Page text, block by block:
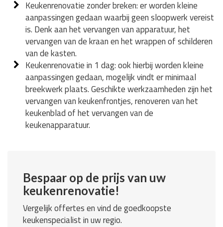
Keukenrenovatie zonder breken: er worden kleine
aanpassingen gedaan waarbij geen sloopwerk vereist
is. Denk aan het vervangen van apparatuur, het
vervangen van de kraan en het wrappen of schilderen
van de kasten.
Keukenrenovatie in 1 dag: ook hierbij worden kleine
aanpassingen gedaan, mogelijk vindt er minimaal
breekwerk plaats. Geschikte werkzaamheden zijn het
vervangen van keukenfrontjes, renoveren van het
keukenblad of het vervangen van de
keukenapparatuur.
Bespaar op de prijs van uw
keukenrenovatie!
Vergelijk offertes en vind de goedkoopste
keukenspecialist in uw regio.